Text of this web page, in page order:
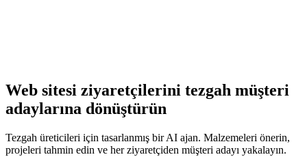
Web sitesi ziyaretçilerini tezgah müşteri
adaylarına dönüştürün
Tezgah üreticileri için tasarlanmış bir AI ajan. Malzemeleri önerin,
projeleri tahmin edin ve her ziyaretçiden müşteri adayı yakalayın.